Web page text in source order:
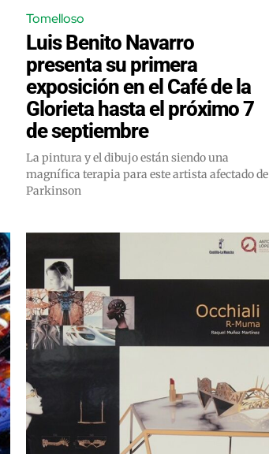
Tomelloso
Luis Benito Navarro
presenta su primera
exposición en el Café de la
Glorieta hasta el próximo 7
de septiembre
La pintura y el dibujo están siendo una
magnífica terapia para este artista afectado de
Parkinson